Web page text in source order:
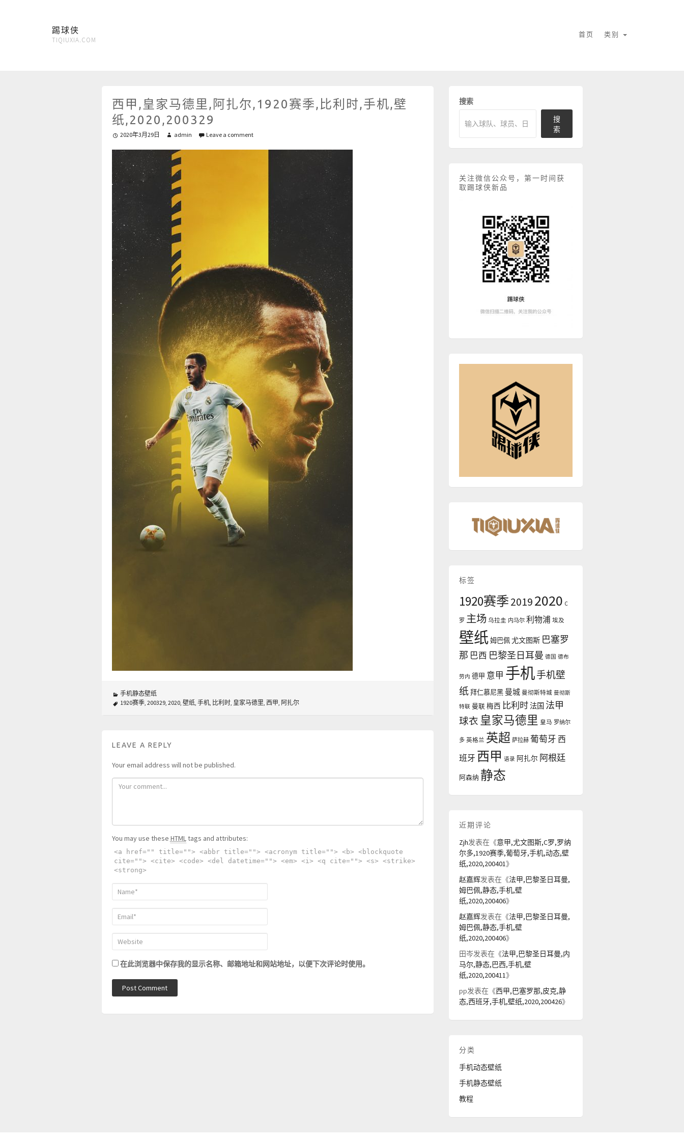
踢球侠
TIQIUXIA.COM
首页 类别
西甲,皇家马德里,阿扎尔,1920赛季,比利时,手机,壁
纸,2020,200329
2020年3月29日 admin Leave a comment
手机静态壁纸
1920赛季, 200329, 2020, 壁纸, 手机, 比利时, 皇家马德里, 西甲, 阿扎尔
LEAVE A REPLY
Your email address will not be published.
You may use these HTMLtags and attributes:
<a href="" title=""> <abbr title=""> <acronym title=""> <b> <blockquote
cite=""> <cite> <code> <del datetime=""> <em> <i> <q cite=""> <s> <strike>
<strong>
在此浏览器中保存我的显示名称、邮箱地址和网站地址，以便下次评论时使用。
搜索
搜
索
关注微信公众号，第一时间获
取踢球侠新品
标签
1920赛季20192020 C
罗 主场 乌拉圭 内马尔 利物浦 埃及
壁纸姆巴佩尤文图斯 巴塞罗
那 巴西 巴黎圣日耳曼 德国 德布
劳内 德甲 意甲 手机手机壁
纸拜仁慕尼黑 曼城 曼彻斯特城 曼彻斯
特联 曼联梅西 比利时法国 法甲
球衣 皇家马德里 皇马 罗纳尔
多 英格兰 英超 萨拉赫 葡萄牙 西
班牙 西甲 语录 阿扎尔 阿根廷
阿森纳 静态
近期评论
Zjh发表在《意甲,尤文图斯,C罗,罗纳
尔多,1920赛季,葡萄牙,手机,动态,壁
纸,2020,200401》
赵嘉辉发表在《法甲,巴黎圣日耳曼,
姆巴佩,静态,手机,壁
纸,2020,200406》
赵嘉辉发表在《法甲,巴黎圣日耳曼,
姆巴佩,静态,手机,壁
纸,2020,200406》
田岑发表在《法甲,巴黎圣日耳曼,内
马尔,静态,巴西,手机,壁
纸,2020,200411》
pp发表在《西甲,巴塞罗那,皮克,静
态,西班牙,手机,壁纸,2020,200426》
分类
手机动态壁纸
手机静态壁纸
教程